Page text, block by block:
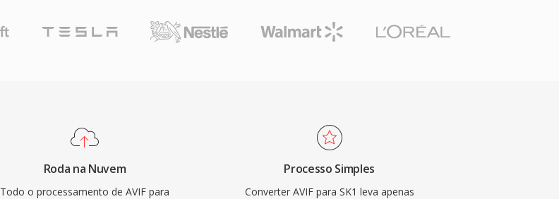
Roda na Nuvem
Todo o processamento de AVIF para
Processo Simples
Converter AVIF para SK1 leva apenas